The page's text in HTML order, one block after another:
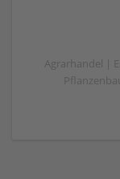
Agrarhandel |